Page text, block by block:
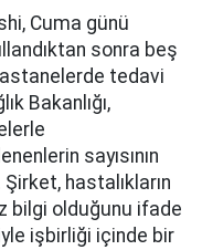
Cuma günü
sonra beş
tedavi
Bakanlığı,
sayısının
hastalıkların
bilgi olduğunu ifade
işbirliği içinde bir